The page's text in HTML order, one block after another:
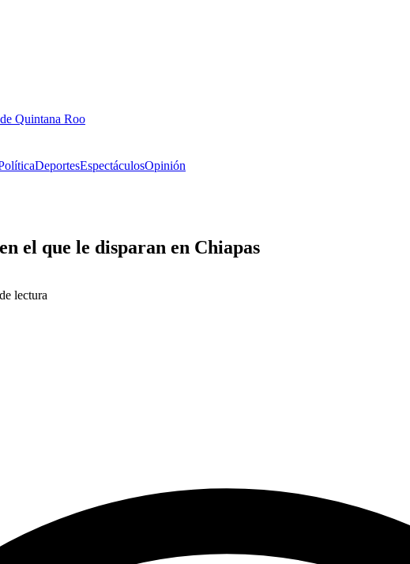
Quintana Roo
DeportesEspectáculosOpinión
el que le disparan en Chiapas
lectura